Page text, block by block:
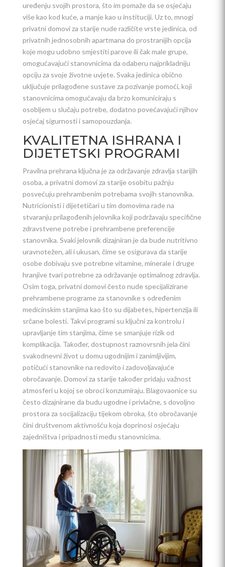
uređenju svojih prostora, što im pomaže da se osjećaju
više kao kod kuće, a manje kao u instituciji. Uz to, mnogi
privatni domovi za starije nude različite vrste jedinica, od
privatnih jednosobnih apartmana do prostranijih opcija
koje mogu udobno smjestiti parove ili čak male grupe,
omogućavajući stanovnicima da odaberu najprikladniju
opciju za svoje životne uvjete. Svaka jedinica obično
uključuje prilagođene sustave za pozivanje pomoći, koji
stanovnicima omogućavaju da brzo komuniciraju s
osobljem u slučaju potrebe, dodatno povećavajući njihov
osjećaj sigurnosti i samopouzdanja.
KVALITETNA ISHRANA I
DIJETETSKI PROGRAMI
Pravilna prehrana ključna je za održavanje zdravlja starijih
osoba, a privatni domovi za starije osobitu pažnju
posvećuju prehrambenim potrebama svojih stanovnika.
Nutricionisti i dijetetičari u tim domovima rade na
stvaranju prilagođenih jelovnika koji podržavaju specifične
zdravstvene potrebe i prehrambene preferencije
stanovnika. Svaki jelovnik dizajniran je da bude nutritivno
uravnotežen, ali i ukusan, čime se osigurava da starije
osobe dobivaju sve potrebne vitamine, minerale i druge
hranjive tvari potrebne za održavanje optimalnog zdravlja.
Osim toga, privatni domovi često nude specijalizirane
prehrambene programe za stanovnike s određenim
medicinskim stanjima kao što su dijabetes, hipertenzija ili
srčane bolesti. Takvi programi su ključni za kontrolu i
upravljanje tim stanjima, čime se smanjuje rizik od
komplikacija. Također, dostupnost raznovrsnih jela čini
svakodnevni život u domu ugodnijim i zanimljivijim,
potičući stanovnike na redovito i zadovoljavajuće
obročavanje. Domovi za starije također pridaju važnost
atmosferi u kojoj se obroci konzumiraju. Blagovaonice su
često dizajnirane da budu ugodne i privlačne, s dovoljno
prostora za socijalizaciju tijekom obroka, što obročavanje
čini društvenom aktivnošću koja doprinosi osjećaju
zajedništva i pripadnosti među stanovnicima.